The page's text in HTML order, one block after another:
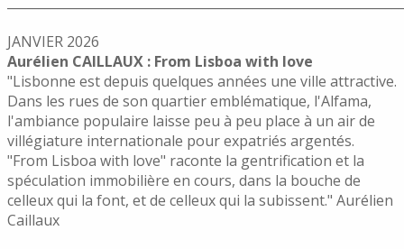
JANVIER 2026
Aurélien CAILLAUX : From Lisboa with love
"Lisbonne est depuis quelques années une ville attractive.
Dans les rues de son quartier emblématique, l'Alfama,
l'ambiance populaire laisse peu à peu place à un air de
villégiature internationale pour expatriés argentés.
"From Lisboa with love" raconte la gentrification et la
spéculation immobilière en cours, dans la bouche de
celleux qui la font, et de celleux qui la subissent." Aurélien
Caillaux